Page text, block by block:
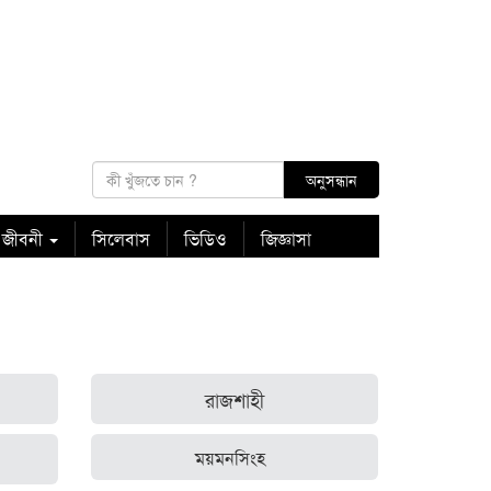
সিলেবাস ভিডিও জিজ্ঞাসা
রাজশাহী
ময়মনসিংহ